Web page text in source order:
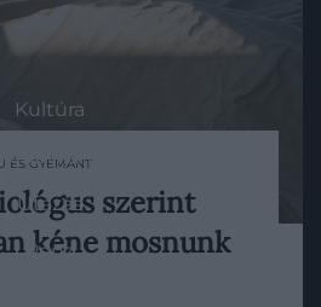
az alvás
de a környezet,
annyira fontos.
ÉS GYÉMÁNT
szerint
kéne mosnunk
ROVATOK
Kultúra
Utazás
Pénz